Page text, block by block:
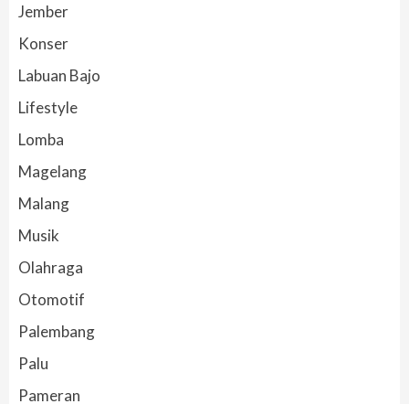
Jember
Konser
Labuan Bajo
Lifestyle
Lomba
Magelang
Malang
Musik
Olahraga
Otomotif
Palembang
Palu
Pameran